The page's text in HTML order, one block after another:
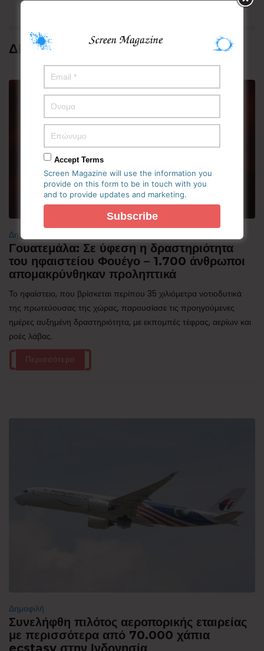
ΔΗΜΟΦΙΛΗ
Δημοφιλή
Γουατεμάλα: Σε ύφεση η δραστηριότητα
του ηφαιστείου Φουέγο – 1.700 άνθρωποι
απομακρύνθηκαν προληπτικά
Το ηφαίστειο, που βρίσκεται περίπου 35 χιλιόμετρα νοτιοδυτικά
της πρωτεύουσας της χώρας, παρουσίασε τις προηγούμενες
ημέρες αυξημένη δραστηριότητα, με εκπομπές τέφρας, αερίων και
ροές λάβας.
Περισσότερα
Δημοφιλή
Συνελήφθη πιλότος αεροπορικής εταιρείας
με περισσότερα από 70.000 χάπια
Accept Terms
Screen Magazine will use the information you
provide on this form to be in touch with you
and to provide updates and marketing.